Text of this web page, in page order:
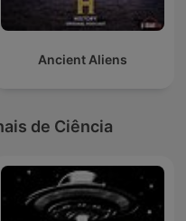
Ancient Aliens
de Ciência